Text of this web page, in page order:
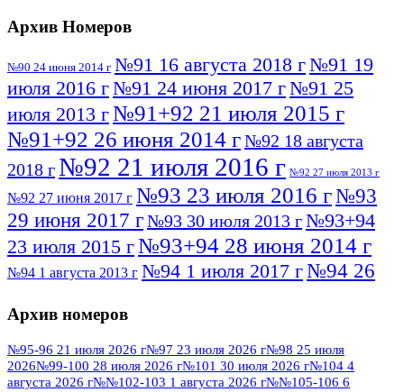
Архив Номеров
№90 24 июня 2014 г №91 16 августа 2018 г№91 19
июля 2016 г№91 24 июня 2017 г№91 25
июля 2013 г№91+92 21 июля 2015 г
№91+92 26 июня 2014 г№92 18 августа
2018 г№92 21 июля 2016 г №92 27 июля 2013 г
№92 27 июня 2017 г №93 23 июля 2016 г№93
29 июня 2017 г№93 30 июля 2013 г№93+94
23 июля 2015 г№93+94 28 июня 2014 г
№94 1 августа 2013 г №94 1 июля 2017 г№94 26
№95 7 августа 2012 г
№95 28 июля 2016 г№95+96 3 августа
2013 г№96 6 июля 2017 г№96 9 августа
Архив номеров
№95-96 21 июля 2026 г№97 23 июля 2026 г№98 25 июля
2026№99-100 28 июля 2026 г№101 30 июля 2026 г№104 4
августа 2026 г№№102-103 1 августа 2026 г№№105-106 6